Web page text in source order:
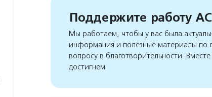
Поддержите работу
Мы работаем, чтобы у вас была
информация и полезные материалы по
вопросу в благотворительности.
достигнем